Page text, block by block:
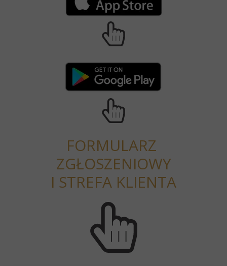
FORMULARZ
ZGŁOSZENIOWY
I STREFA KLIENTA